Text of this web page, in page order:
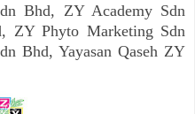
Bhd, ZY Academy Sdn
ZY Phyto Marketing Sdn
Bhd, Yayasan Qaseh ZY